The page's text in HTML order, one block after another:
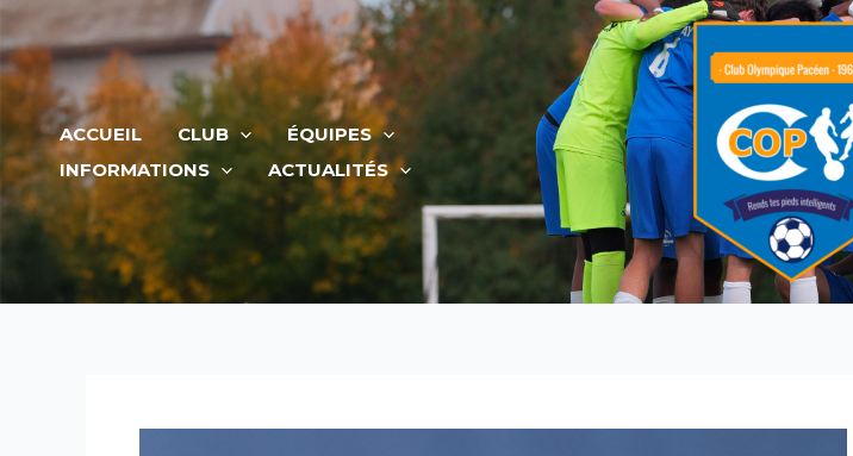
Aller
au
contenu
ACCUEIL CLUB
ÉQUIPES
INFORMATIONS
ACTUALITÉS